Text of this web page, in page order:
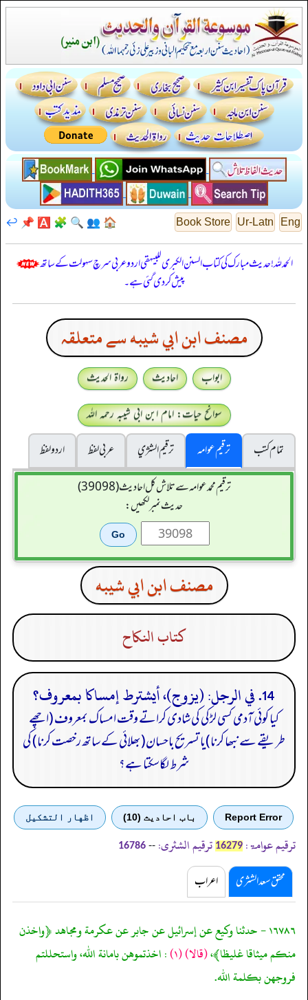
Eng
Ur-Latn
Book Store
🏠
👥
🔍
🧩
🅰️
📌
↩️
الحمدللہ! حدیث مبارک کی کتاب السنن الكبرى للبيهقي اردو عربی سرچ سہولت کے ساتھ
پیش کر دی گئی ہے۔
مصنف ابن ابي شيبه سے متعلقہ
ابواب احادیث
رواۃ الحدیث
سوانح حیات: امام ابن ابی شیبہ رحمہ اللہ
تمام کتب
ترقیم عوامہ ترقيم الشژي عربی لفظ
اردو لفظ
ترقیم محمدعوامہ سے تلاش کل احادیث (39098)
حدیث نمبر لکھیں:
مصنف ابن ابي شيبه
كتاب النكاح
14. في الرجل: (يزوج)، أيشترط إمساكا بمعروف؟
کیا کوئی آدمی کسی لڑکی کی شادی کراتے وقت امساک بمعروف (اچھے
طریقے سے نبھا کرنا)یا تسریح باحسان(بھلائی کے ساتھ رخصت کرنا) کی
شرط لگاسکتا ہے؟
Report Error باب احادیث (10) اظهار التشكيل
ترقیم عوامۃ: 16279 ترقیم الشثری: --
16786
محقق سعد الشثری اعراب
١٦٧٨٦ - حدثنا وكيع عن إسرائيل عن جابر عن عكرمة ومجاهد ﴿واخذن
منكم ميثاقا غليظا﴾،(قالا)(١) : اخذتموهن بامانة الله، واستحللتم
فروجهن بكلمة الله.